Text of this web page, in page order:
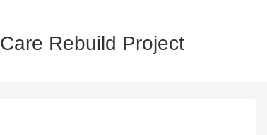
Care Rebuild Project